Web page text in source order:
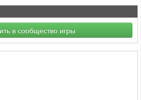
в сообщество игры